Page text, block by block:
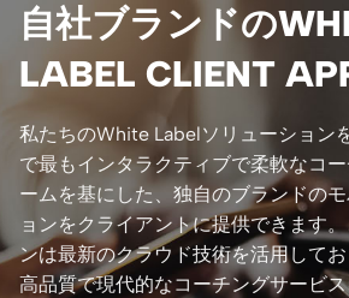
自社ブランドの
LABEL CLIENT
私たちのWhite Labelソリューション
で最もインタラクティブで柔軟なコ
ームを基にした、独自のブランドの
ョンをクライアントに提供できます
ンは最新のクラウド技術を活用して
高品質で現代的なコーチングサービ